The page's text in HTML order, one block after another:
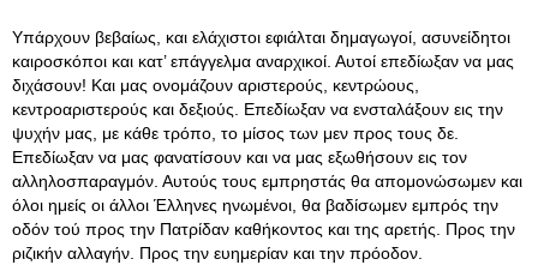
Υπάρχουν βεβαίως, και ελάχιστοι εφιάλται δημαγωγοί, ασυνείδητοι
καιροσκόποι και κατ’ επάγγελμα αναρχικοί. Αυτοί επεδίωξαν να μας
διχάσουν! Και μας ονομάζουν αριστερούς, κεντρώους,
κεντροαριστερούς και δεξιούς. Επεδίωξαν να ενσταλάξουν εις την
ψυχήν μας, με κάθε τρόπο, το μίσος των μεν προς τους δε.
Επεδίωξαν να μας φανατίσουν και να μας εξωθήσουν εις τον
αλληλοσπαραγμόν. Αυτούς τους εμπρηστάς θα απομονώσωμεν και
όλοι ημείς οι άλλοι Έλληνες ηνωμένοι, θα βαδίσωμεν εμπρός την
οδόν τού προς την Πατρίδαν καθήκοντος και της αρετής. Προς την
ριζικήν αλλαγήν. Προς την ευημερίαν και την πρόοδον.